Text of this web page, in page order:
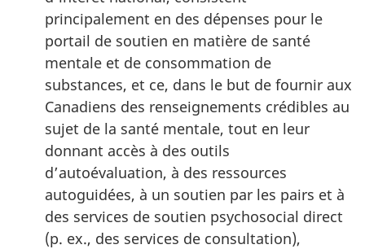
principalement en des dépenses pour le
portail de soutien en matière de santé
mentale et de consommation de
substances, et ce, dans le but de fournir aux
Canadiens des renseignements crédibles au
sujet de la santé mentale, tout en leur
donnant accès à des outils
d’autoévaluation, à des ressources
autoguidées, à un soutien par les pairs et à
des services de soutien psychosocial direct
(p. ex., des services de consultation),